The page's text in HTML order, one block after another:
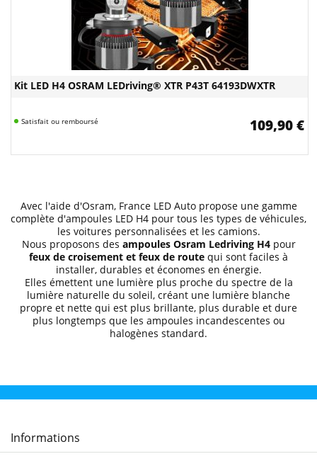
Kit LED H4 OSRAM LEDriving® XTR P43T 64193DWXTR
Satisfait ou remboursé 109,90 €
Avec l'aide d'Osram, France LED Auto propose une gamme
complète d'ampoules LED H4 pour tous les types de véhicules,
les voitures personnalisées et les camions.
Nous proposons des ampoules Osram Ledriving H4pour
feux de croisement et feux de route qui sont faciles à
installer, durables et économes en énergie.
Elles émettent une lumière plus proche du spectre de la
lumière naturelle du soleil, créant une lumière blanche
propre et nette qui est plus brillante, plus durable et dure
plus longtemps que les ampoules incandescentes ou
halogènes standard.
Informations